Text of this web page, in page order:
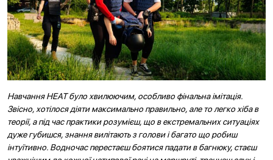
Навчання HEAT було хвилюючим, особливо фінальна імітація.
Звісно, хотілося діяти максимально правильно, але то легко хіба в
теорії, а під час практики розумієш, що в екстремальних ситуаціях
дуже губишся, знання вилітають з голови і багато що робиш
інтуїтивно. Водночас перестаєш боятися падати в багнюку, стаєш